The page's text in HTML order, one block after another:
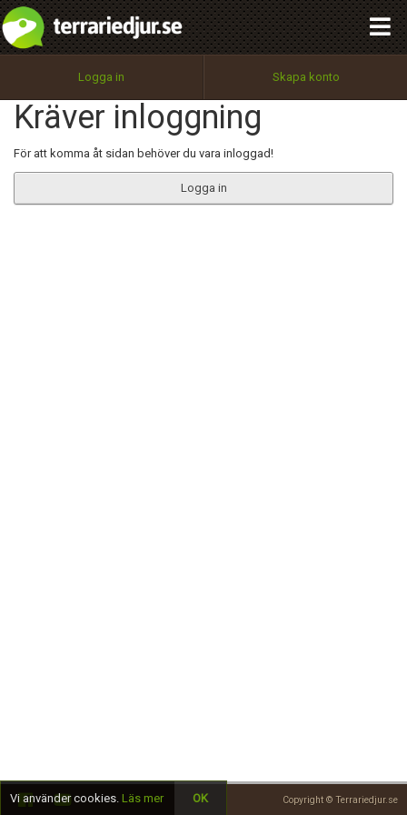
Logga in Skapa konto
Kräver inloggning
För att komma åt sidan behöver du vara inloggad!
Logga in
Copyright © Terrariedjur.se
Utför
100%
OK
integritetspolicy
Namn:
Epost:
Begär nytt lösenord
Tillbaka till förstasidan
Vi använder cookies. Läs mer OK